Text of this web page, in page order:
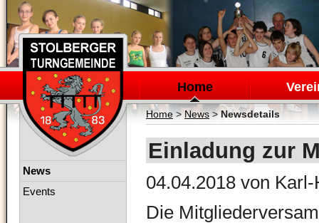
Navigation
überspringen
Home
Home> News>Newsdetails
Einladung zur
04.04.2018 von
Die
Navigation
News
Events